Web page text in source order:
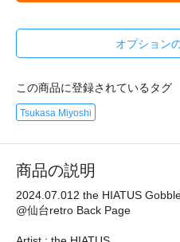
オプション
この商品に登録されているタグ
Tsukasa Miyoshi
商品の説明
2024.07.012 the HIATUS
@仙台retro Back Page